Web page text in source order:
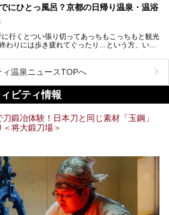
ましょう！
もちろん、旅先としても人気の京都。
に岩盤浴のある温泉に浸かってリフレッシュす
にある岩盤浴のある施設をピックアップしてご紹
にひとっ風呂？京都の日帰り温泉・温浴
行くとつい張り切ってあっちもこっちもと観光
わりには歩き疲れてぐったり…という方、いま
身体には温泉です！京都には、市内にも郊外に
い温泉がたくさんあります。そこで、日帰り利用
すめの温泉・温浴施設をまとめてみました。
ィ温泉ニュースTOPへ
ビティ情報
刀鍛冶体験！日本刀と同じ素材「玉鋼」
将大鍛刀場＞